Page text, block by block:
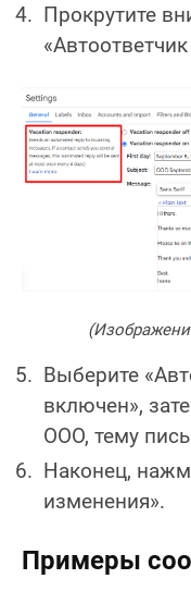
Прокрутите
Выберите
включен»,
OOO, тему
Наконец,
изменения».
Примеры